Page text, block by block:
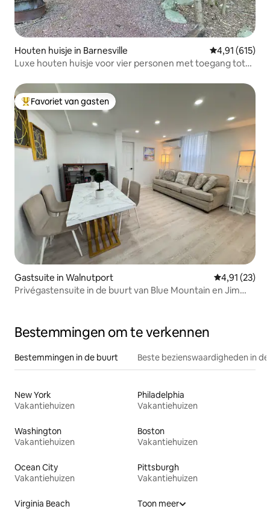
Houten huisje in Barnesville Gemiddelde
4,91 (615)
Luxe houten huisje voor vier personen met toegang tot
Topfavoriet van gasten
Favoriet van gasten
Gastsuite in Walnutport Gemiddelde
4,91 (23)
Privégastensuite in de buurt van Blue Mountain en Jim
Bestemmingen om te verkennen
Bestemmingen in de buurt Beste bezienswaardigheden in
New York
Vakantiehuizen
Philadelphia
Vakantiehuizen
Washington
Vakantiehuizen
Boston
Vakantiehuizen
Ocean City
Vakantiehuizen
Pittsburgh
Vakantiehuizen
Virginia Beach Toon meer